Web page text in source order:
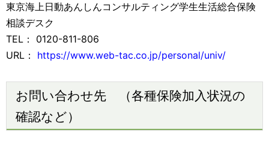
東京海上日動あんしんコンサルティング学生生活総合保険
相談デスク
TEL： 0120-811-806
URL： https://www.web-tac.co.jp/personal/univ/
お問い合わせ先 （各種保険加入状況の
確認など）